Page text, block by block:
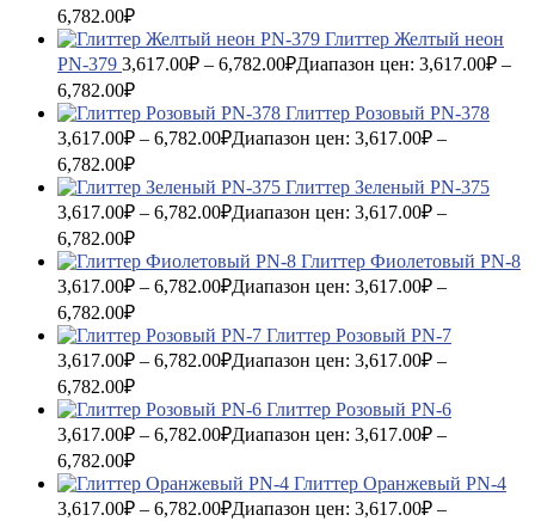
6,782.00₽
Глиттер Желтый неон
PN-379 3,617.00₽ – 6,782.00₽Диапазон цен: 3,617.00₽ –
6,782.00₽
Глиттер Розовый PN-378
3,617.00₽ – 6,782.00₽Диапазон цен: 3,617.00₽ –
6,782.00₽
Глиттер Зеленый PN-375
3,617.00₽ – 6,782.00₽Диапазон цен: 3,617.00₽ –
6,782.00₽
Глиттер Фиолетовый PN-8
3,617.00₽ – 6,782.00₽Диапазон цен: 3,617.00₽ –
6,782.00₽
Глиттер Розовый PN-7
3,617.00₽ – 6,782.00₽Диапазон цен: 3,617.00₽ –
6,782.00₽
Глиттер Розовый PN-6
3,617.00₽ – 6,782.00₽Диапазон цен: 3,617.00₽ –
6,782.00₽
Глиттер Оранжевый PN-4
3,617.00₽ – 6,782.00₽Диапазон цен: 3,617.00₽ –